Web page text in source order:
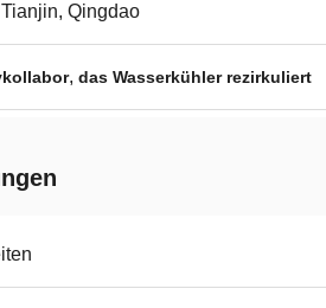
Qingdao
, das Wasserkühler rezirkuliert